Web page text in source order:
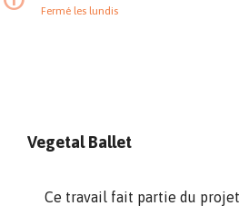
Fermé les lundis
Vegetal Ballet
Ce travail fait partie du